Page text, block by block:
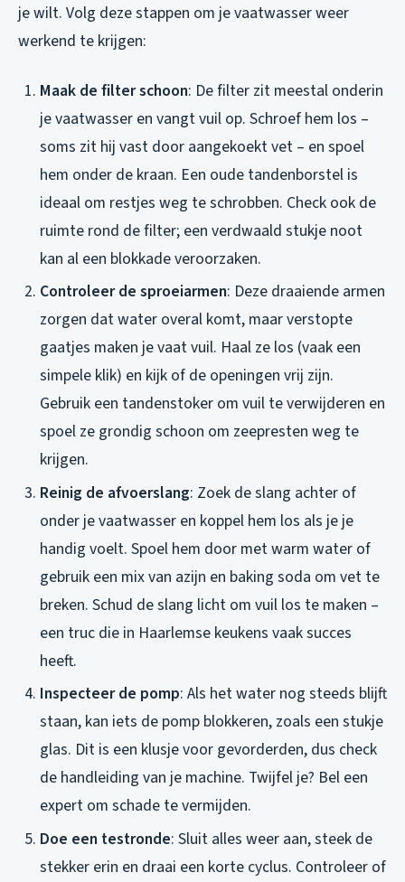
je wilt. Volg deze stappen om je vaatwasser weer
werkend te krijgen:
Maak de filter schoon: De filter zit meestal onderin
je vaatwasser en vangt vuil op. Schroef hem los –
soms zit hij vast door aangekoekt vet – en spoel
hem onder de kraan. Een oude tandenborstel is
ideaal om restjes weg te schrobben. Check ook de
ruimte rond de filter; een verdwaald stukje noot
kan al een blokkade veroorzaken.
Controleer de sproeiarmen: Deze draaiende armen
zorgen dat water overal komt, maar verstopte
gaatjes maken je vaat vuil. Haal ze los (vaak een
simpele klik) en kijk of de openingen vrij zijn.
Gebruik een tandenstoker om vuil te verwijderen en
spoel ze grondig schoon om zeepresten weg te
krijgen.
Reinig de afvoerslang: Zoek de slang achter of
onder je vaatwasser en koppel hem los als je je
handig voelt. Spoel hem door met warm water of
gebruik een mix van azijn en baking soda om vet te
breken. Schud de slang licht om vuil los te maken –
een truc die in Haarlemse keukens vaak succes
heeft.
Inspecteer de pomp: Als het water nog steeds blijft
staan, kan iets de pomp blokkeren, zoals een stukje
glas. Dit is een klusje voor gevorderden, dus check
de handleiding van je machine. Twijfel je? Bel een
expert om schade te vermijden.
Doe een testronde: Sluit alles weer aan, steek de
stekker erin en draai een korte cyclus. Controleer of